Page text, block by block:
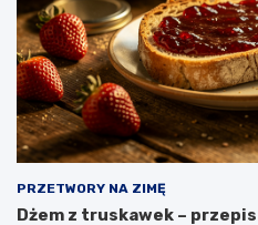
PRZETWORY NA ZIMĘ
Dżem z truskawek –